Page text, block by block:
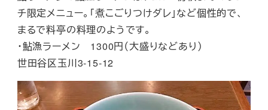
チ限定メニュー。「煮こごりつけダレ」など個性的で、
まるで料亭の料理のようです。
・鮎漁ラーメン 1300円（大盛りなどあり）
世田谷区玉川3-15-12